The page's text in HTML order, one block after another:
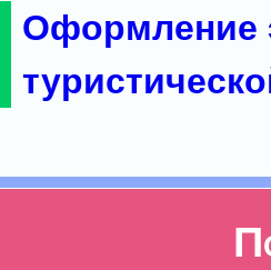
Оформление